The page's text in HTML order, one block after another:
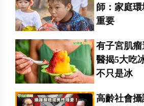
師：家庭
重要
有子宮肌
醫揭5大吃
不只是冰
高齡社會攝